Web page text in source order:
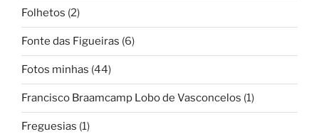
Folhetos (2)
Fonte das Figueiras (6)
Fotos minhas (44)
Francisco Braamcamp Lobo de Vasconcelos (1)
Freguesias (1)